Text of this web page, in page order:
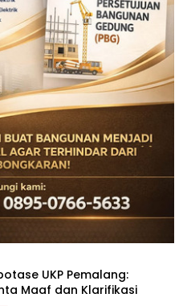
UKP Pemalang:
Maaf dan Klarifikasi